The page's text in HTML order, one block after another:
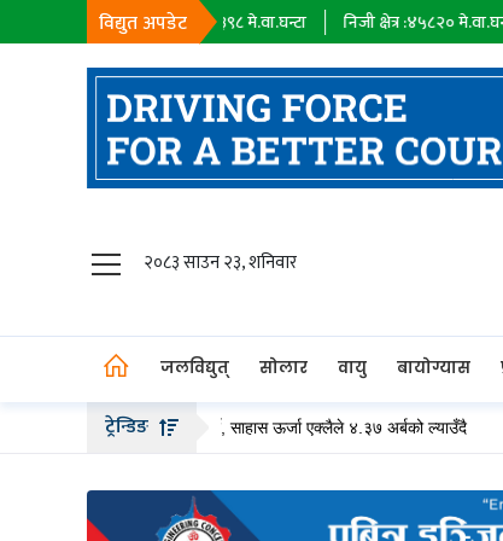
विद्युत अपडेट
सहायक कम्पनी :१८३९८मे.वा.घन्टा निजी क्षेत्र : ४५८२०मे.वा.घन्टा
२०८३ साउन २३, शनिवार
जलविद्युत् सोलार वायु बायोग्यास
वायु
बायोग्यास
पेट्रोलियम
ट्रेन्डिङ
हकप्रद सेयर जारी गर्दै, साहास ऊर्जा एक्लैले ४.३७ अर्बको ल्याउँदै